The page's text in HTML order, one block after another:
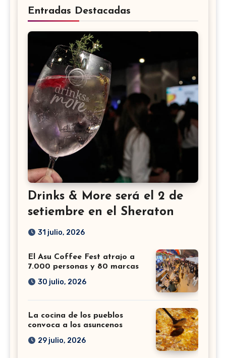
Entradas Destacadas
Drinks & More será el 2 de
setiembre en el Sheraton
31 julio, 2026
El Asu Coffee Fest atrajo a
7.000 personas y 80 marcas
30 julio, 2026
La cocina de los pueblos
convoca a los asuncenos
29 julio, 2026